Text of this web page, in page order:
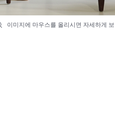
이미지에 마우스를 올리시면 자세하게